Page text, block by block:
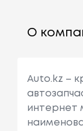
О
Auto.kz –
интернет